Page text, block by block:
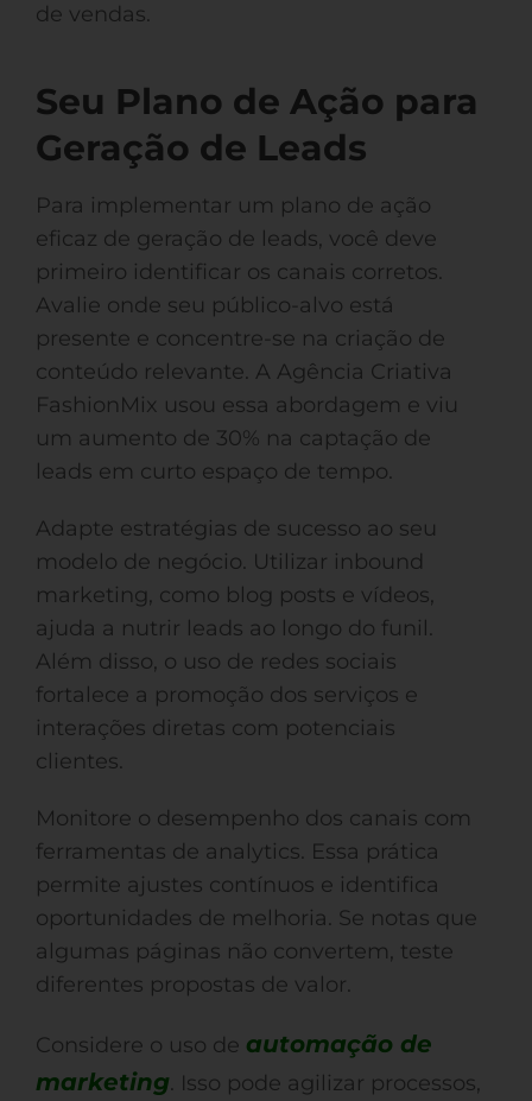
de vendas.
Seu Plano de Ação para
Geração de Leads
Para implementar um plano de ação
eficaz de geração de leads, você deve
primeiro identificar os canais corretos.
Avalie onde seu público-alvo está
presente e concentre-se na criação de
conteúdo relevante. A Agência Criativa
FashionMix usou essa abordagem e viu
um aumento de 30% na captação de
leads em curto espaço de tempo.
Adapte estratégias de sucesso ao seu
modelo de negócio. Utilizar inbound
marketing, como blog posts e vídeos,
ajuda a nutrir leads ao longo do funil.
Além disso, o uso de redes sociais
fortalece a promoção dos serviços e
interações diretas com potenciais
clientes.
Monitore o desempenho dos canais com
ferramentas de analytics. Essa prática
permite ajustes contínuos e identifica
oportunidades de melhoria. Se notas que
algumas páginas não convertem, teste
diferentes propostas de valor.
Considere o uso de automação de
marketing. Isso pode agilizar processos,